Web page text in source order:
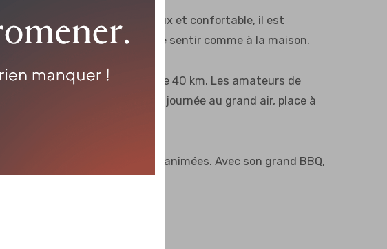
naturel enchanteur. Spacieux et confortable, il est
nécessaires pour se sentir comme à la maison.
à un plan d’eau navigable de 40 km. Les amateurs de
à disposition. Après une journée au grand air, place à
l’offre pour des soirées animées. Avec son grand BBQ,